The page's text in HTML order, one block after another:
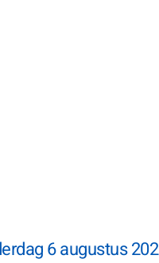
6 augustus